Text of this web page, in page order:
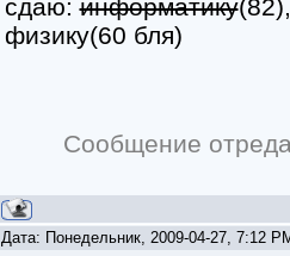
сдаю:информатику
физику(60 бля)
Сообщение
Дата: Понедельник, 2009-04-27, 7:12